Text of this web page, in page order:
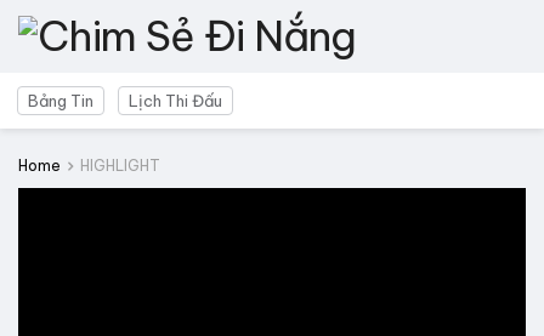
Bảng Tin Lịch Thi Đấu
Home HIGHLIGHT